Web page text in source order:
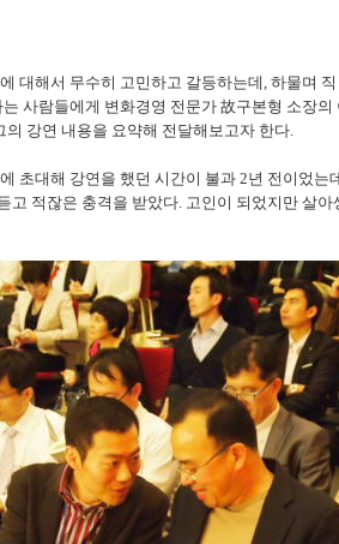
대해서 무수히 고민하고 갈등하는데, 하물며
사람들에게 변화경영 전문가 故구본형 소장
강연 내용을 요약해 전달해보고자 한다.
초대해 강연을 했던 시간이 불과 2년 전이었는
고 적잖은 충격을 받았다. 고인이 되었지만 살